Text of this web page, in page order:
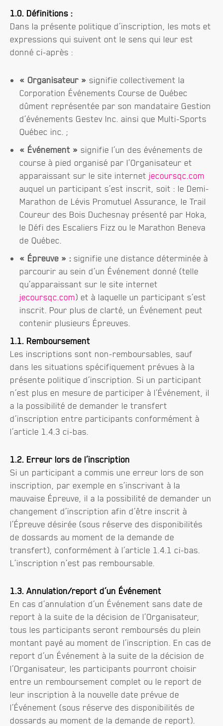
1.0. Définitions :
Dans la présente politique d’inscription, les mots et
expressions qui suivent ont le sens qui leur est
donné ci-après :
« Organisateur » signifie collectivement la
Corporation Événements Course de Québec
dûment représentée par son mandataire Gestion
d’événements Gestev Inc. ainsi que Multi-Sports
Québec inc. ;
« Événement » signifie l’un des événements de
course à pied organisé par l’Organisateur et
apparaissant sur le site internet jecoursqc.com
auquel un participant s’est inscrit, soit : le Demi-
Marathon de Lévis Promutuel Assurance, le Trail
Coureur des Bois Duchesnay présenté par Hoka,
le Défi des Escaliers Fizz ou le Marathon Beneva
de Québec.
« Épreuve » : signifie une distance déterminée à
parcourir au sein d’un Événement donné (telle
qu’apparaissant sur le site internet
jecoursqc.com) et à laquelle un participant s’est
inscrit. Pour plus de clarté, un Événement peut
contenir plusieurs Épreuves.
1.1. Remboursement
Les inscriptions sont non-remboursables, sauf
dans les situations spécifiquement prévues à la
présente politique d’inscription. Si un participant
n’est plus en mesure de participer à l’Événement, il
a la possibilité de demander le transfert
d’inscription entre participants conformément à
l’article 1.4.3 ci-bas.
1.2. Erreur lors de l’inscription
Si un participant a commis une erreur lors de son
inscription, par exemple en s’inscrivant à la
mauvaise Épreuve, il a la possibilité de demander un
changement d’inscription afin d’être inscrit à
l’Épreuve désirée (sous réserve des disponibilités
de dossards au moment de la demande de
transfert), conformément à l’article 1.4.1 ci-bas.
L’inscription n’est pas remboursable.
1.3. Annulation/report d’un Événement
En cas d’annulation d’un Événement sans date de
report à la suite de la décision de l’Organisateur,
tous les participants seront remboursés du plein
montant payé au moment de l’inscription. En cas de
report d’un Événement à la suite de la décision de
l’Organisateur, les participants pourront choisir
entre un remboursement complet ou le report de
leur inscription à la nouvelle date prévue de
l’Événement (sous réserve des disponibilités de
dossards au moment de la demande de report).